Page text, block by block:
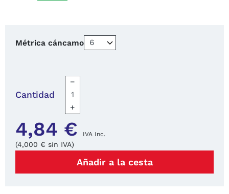
Métrica cáncamo
Cantidad
−
+
4,84 € IVA Inc.
(4,000 € sin IVA)
Añadir a la cesta